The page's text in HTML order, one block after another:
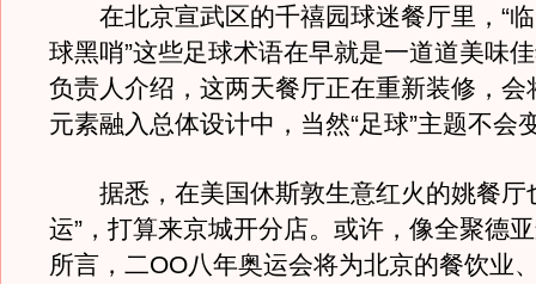
在北京宣武区的千禧园球迷餐厅里，“临
球黑哨”这些足球术语在早就是一道道美味
负责人介绍，这两天餐厅正在重新装修，会
元素融入总体设计中，当然“足球”主题不会
据悉，在美国休斯敦生意红火的姚餐厅
运”，打算来京城开分店。或许，像全聚德
所言，二OO八年奥运会将为北京的餐饮业